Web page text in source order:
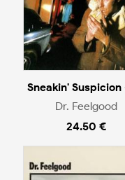
Sneakin' Suspicion
Dr. Feelgood
24.50 €